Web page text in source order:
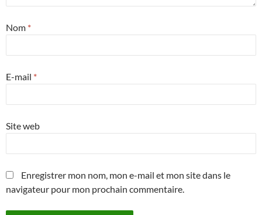
Nom *
E-mail *
Site web
Enregistrer mon nom, mon e-mail et mon site dans le
navigateur pour mon prochain commentaire.